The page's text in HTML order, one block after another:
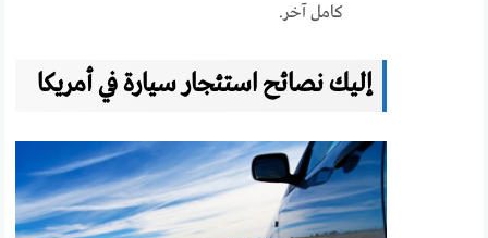
كامل آخر.
إليك نصائح استئجار سيارة في أمريكا